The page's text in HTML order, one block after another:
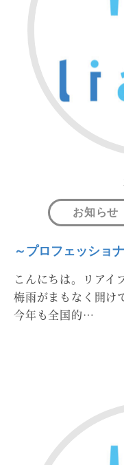
お知らせ
～プロフェッショ
こんにちは。リアイ
梅雨がまもなく開け
今年も全国的…